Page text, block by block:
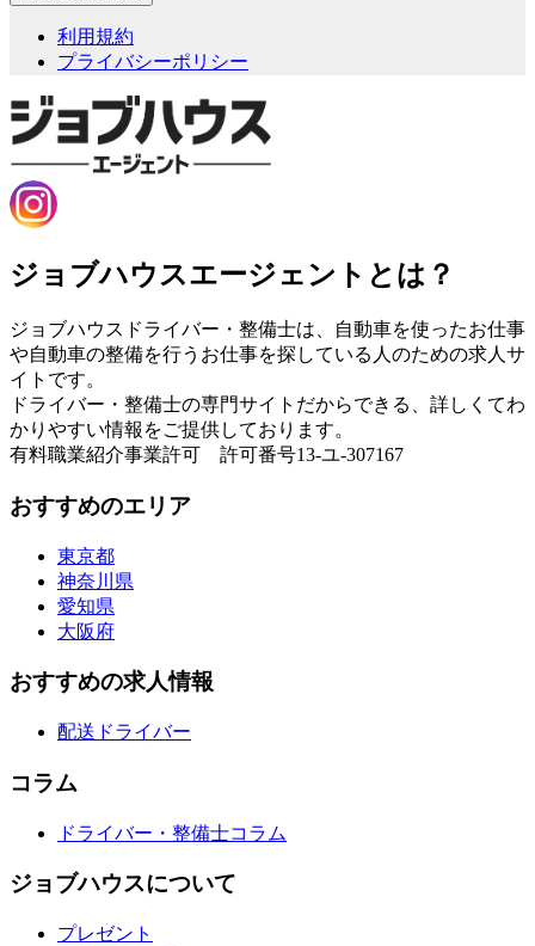
利用規約
プライバシーポリシー
ジョブハウスエージェントとは？
ジョブハウスドライバー・整備士は、自動車を使ったお仕事
や自動車の整備を行うお仕事を探している人のための求人サ
イトです。
ドライバー・整備士の専門サイトだからできる、詳しくてわ
かりやすい情報をご提供しております。
有料職業紹介事業許可 許可番号13-ユ-307167
おすすめのエリア
東京都
神奈川県
愛知県
大阪府
おすすめの求人情報
配送ドライバー
コラム
ドライバー・整備士コラム
ジョブハウスについて
プレゼント